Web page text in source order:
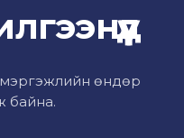
мэргэжлийн өндөр
байна.